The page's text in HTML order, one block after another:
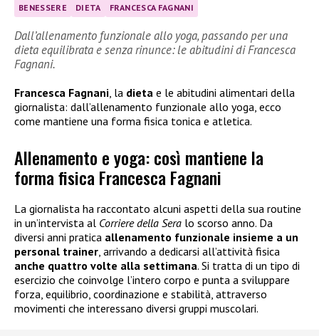
BENESSERE DIETA FRANCESCA FAGNANI
Dall’allenamento funzionale allo yoga, passando per una
dieta equilibrata e senza rinunce: le abitudini di Francesca
Fagnani.
Francesca Fagnani, la dieta e le abitudini alimentari della
giornalista: dall’allenamento funzionale allo yoga, ecco
come mantiene una forma fisica tonica e atletica.
Allenamento e yoga: così mantiene la
forma fisica Francesca Fagnani
La giornalista ha raccontato alcuni aspetti della sua routine
in un’intervista al Corriere della Sera lo scorso anno. Da
diversi anni pratica allenamento funzionale insieme a un
personal trainer , arrivando a dedicarsi all’attività fisica
anche quattro volte alla settimana. Si tratta di un tipo di
esercizio che coinvolge l’intero corpo e punta a sviluppare
forza, equilibrio, coordinazione e stabilità, attraverso
movimenti che interessano diversi gruppi muscolari.